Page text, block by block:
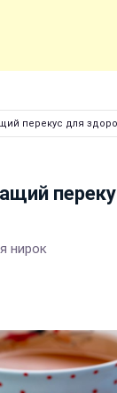
перекус для
нирок